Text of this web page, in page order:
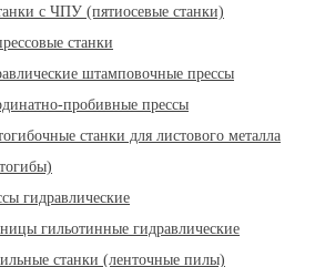
с ЧПУ (пятиосевые станки)
станки
штамповочные прессы
пробивные прессы
станки для листового металла
гидравлические
гильотинные гидравлические
станки (ленточные пилы)